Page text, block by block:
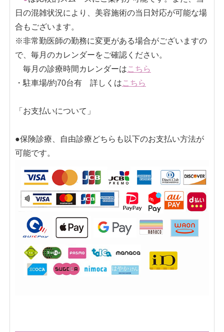
日の混雑状況により、美容施術の当日対応が可能な場
合もございます。
※非常勤医師の勤務に変更がある場合がございますの
で、毎月のカレンダーをご確認ください。
毎月の診療時間カレンダーはこちら
・駐車場/約70台有 詳しくはこちら
「お支払いについて」
●保険診療、自由診療どちらも以下のお支払い方法が
可能です。